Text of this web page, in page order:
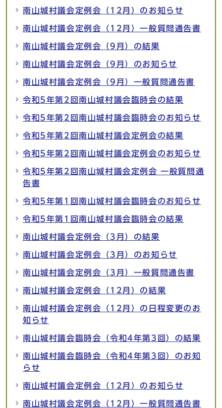
南山城村議会定例会（12月）のお知らせ
南山城村議会定例会（12月）一般質問通告書
南山城村議会定例会（9月）の結果
南山城村議会定例会（9月）のお知らせ
南山城村議会定例会（9月）一般質問通告書
令和5年第2回南山城村議会臨時会の結果
令和5年第2回南山城村議会臨時会のお知らせ
令和5年第2回南山城村議会定例会の結果
令和5年第2回南山城村議会定例会のお知らせ
令和5年第2回南山城村議会定例会 一般質問通
告書
令和5年第1回南山城村議会臨時会のお知らせ
令和5年第1回南山城村議会臨時会の結果
南山城村議会定例会（3月）の結果
南山城村議会定例会（3月）のお知らせ
南山城村議会定例会（3月）一般質問通告書
南山城村議会定例会（12月）の結果
南山城村議会定例会（12月）の日程変更のお
知らせ
南山城村議会臨時会（令和4年第3回）の結果
南山城村議会臨時会（令和4年第3回）のお知
らせ
南山城村議会定例会（12月）のお知らせ
南山城村議会定例会（12月）一般質問通告書